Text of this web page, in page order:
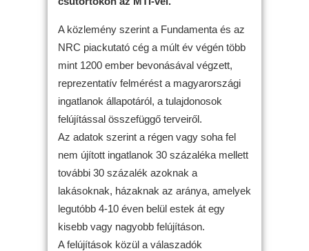
A közlemény szerint a Fundamenta és az
NRC piackutató cég a múlt év végén több
mint 1200 ember bevonásával végzett,
reprezentatív felmérést a magyarországi
ingatlanok állapotáról, a tulajdonosok
felújítással összefüggő terveiről.
Az adatok szerint a régen vagy soha fel
nem újított ingatlanok 30 százaléka mellett
további 30 százalék azoknak a
lakásoknak, házaknak az aránya, amelyek
legutóbb 4-10 éven belül estek át egy
kisebb vagy nagyobb felújításon.
A felújítások közül a válaszadók